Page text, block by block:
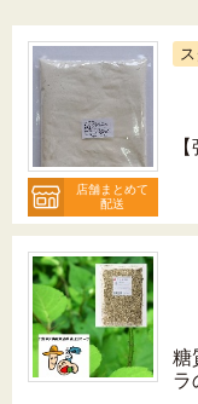
店舗まとめて
配送
糖
ラ